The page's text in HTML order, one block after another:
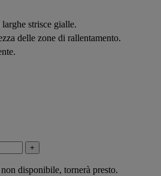
strisce gialle.
delle zone di rallentamento.
+
disponibile, tornerà presto.